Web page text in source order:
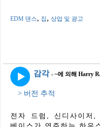
EDM 댄스, 집 , 상업 및 광고
감각 - ~에 의해 Harry
> 버전 추적
전자 드럼, 신디사이저